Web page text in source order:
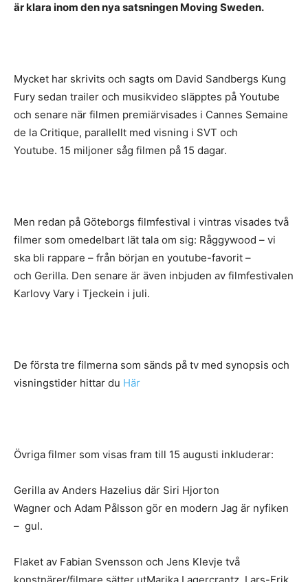
är klara inom den nya satsningen Moving Sweden.
Mycket har skrivits och sagts om David Sandbergs Kung
Fury sedan trailer och musikvideo släpptes på Youtube
och senare när filmen premiärvisades i Cannes Semaine
de la Critique, parallellt med visning i SVT och
Youtube. 15 miljoner såg filmen på 15 dagar.
Men redan på Göteborgs filmfestival i vintras visades två
filmer som omedelbart lät tala om sig: Råggywood – vi
ska bli rappare – från början en youtube-favorit –
och Gerilla. Den senare är även inbjuden av filmfestivalen
Karlovy Vary i Tjeckein i juli.
De första tre filmerna som sänds på tv med synopsis och
visningstider hittar du Här
Övriga filmer som visas fram till 15 augusti inkluderar:
Gerilla av Anders Hazelius där Siri Hjorton
Wagner och Adam Pålsson gör en modern Jag är nyfiken
– gul.
Flaket av Fabian Svensson och Jens Klevje två